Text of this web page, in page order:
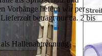
Vorhänge liefern wir per
beträgt nur ca. 2 bis